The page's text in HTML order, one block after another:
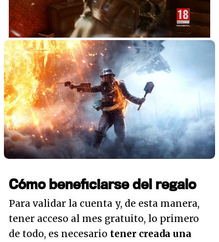
Unmute
Loaded
24.65%
Cómo beneficiarse del regalo
Para validar la cuenta y, de esta manera,
tener acceso al mes gratuito, lo primero
de todo, es necesario tener creada una